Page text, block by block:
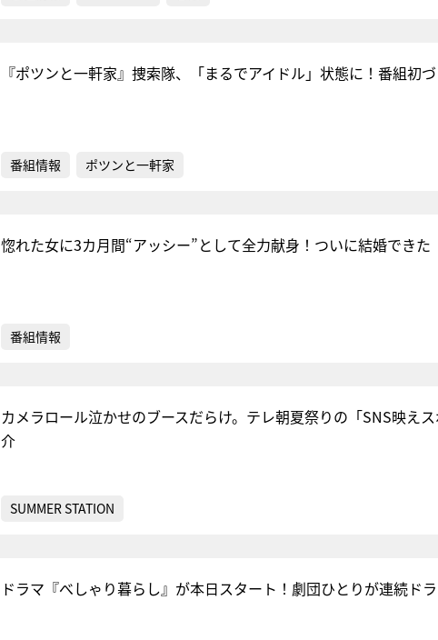
『ポツンと一軒家』捜索隊、「まるでアイドル」状態に！番組初
番組情報 ポツンと一軒家
惚れた女に3カ月間“アッシー”として全力献身！ついに結婚できた
番組情報
カメラロール泣かせのブースだらけ。テレ朝夏祭りの「SNS映え
介
SUMMER STATION
ドラマ『べしゃり暮らし』が本日スタート！劇団ひとりが連続ド